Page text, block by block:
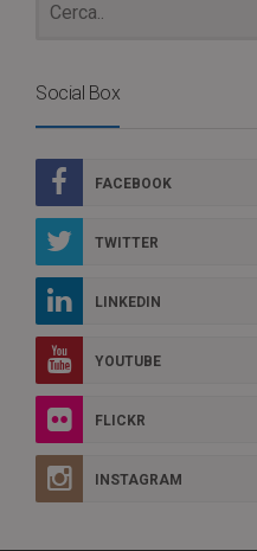
Social Box
FACEBOOK
TWITTER
LINKEDIN
YOUTUBE
FLICKR
INSTAGRAM